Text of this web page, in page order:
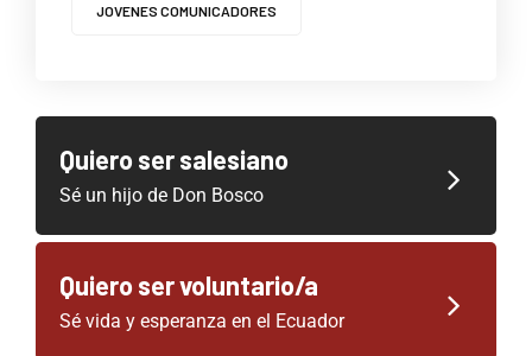
JOVENES COMUNICADORES
Quiero ser salesiano
Sé un hijo de Don Bosco
Quiero ser voluntario/a
Sé vida y esperanza en el Ecuador